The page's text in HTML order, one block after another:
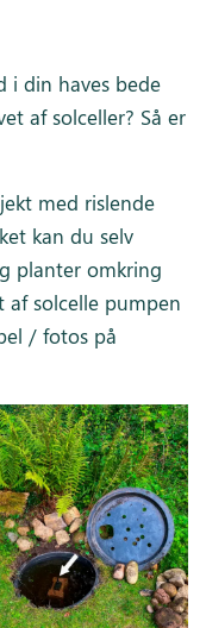
i din haves bede
af solceller? Så er
med rislende
kan du selv
planter omkring
af solcelle pumpen
/ fotos på